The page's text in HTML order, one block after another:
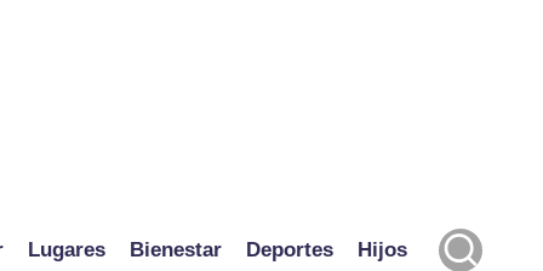
Lugares Bienestar Deportes Hijos